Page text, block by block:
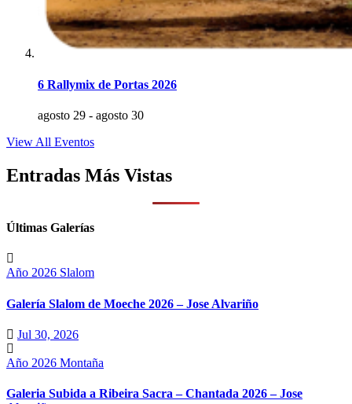
6 Rallymix de Portas 2026
agosto 29 - agosto 30
View All Eventos
Entradas Más Vistas
Últimas Galerías
Año 2026 Slalom
Galería Slalom de Moeche 2026 – Jose Alvariño
Jul 30, 2026
Año 2026 Montaña
Galeria Subida a Ribeira Sacra – Chantada 2026 – Jose